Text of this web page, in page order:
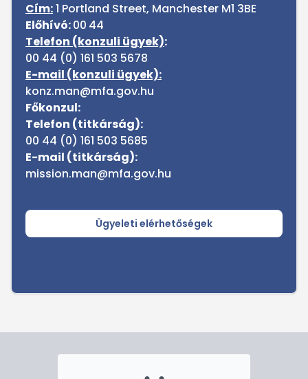
Cím:1 Portland Street, Manchester M1 3BE
Előhívó:00 44
Telefon (konzuli ügyek):
00 44 (0) 161 503 5678
E-mail (konzuli ügyek):
konz.man@mfa.gov.hu
Főkonzul:
Telefon (titkárság):
00 44 (0) 161 503 5685
E-mail (titkárság):
mission.man@mfa.gov.hu
Ügyeleti elérhetőségek